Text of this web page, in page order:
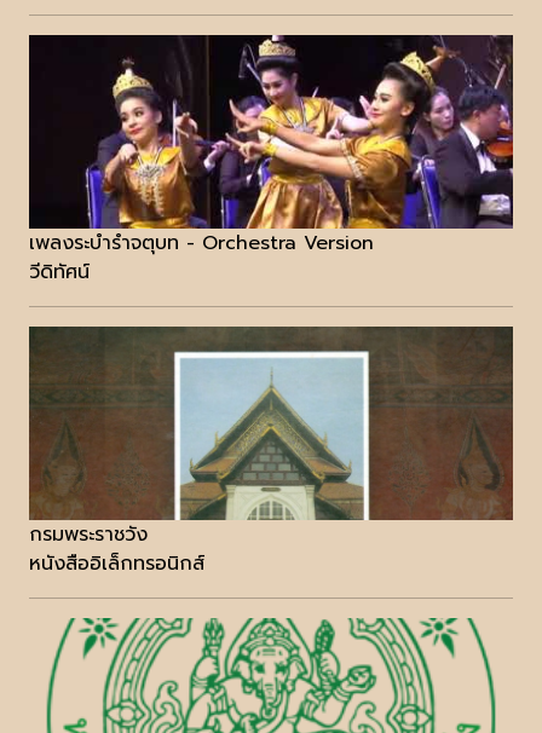
เพลงระบำรำจตุบท - Orchestra Version
วีดิทัศน์
กรมพระราชวัง
หนังสืออิเล็กทรอนิกส์